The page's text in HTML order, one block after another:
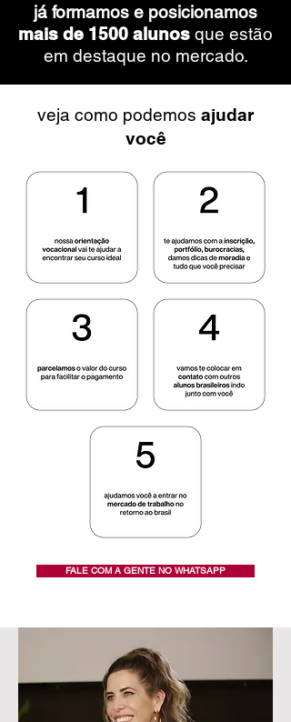
já formamos e posicionamos
mais de 1500 alunos que estão
em destaque no mercado.
veja como podemos ajudar
você
FALE COM A GENTE NO WHATSAPP